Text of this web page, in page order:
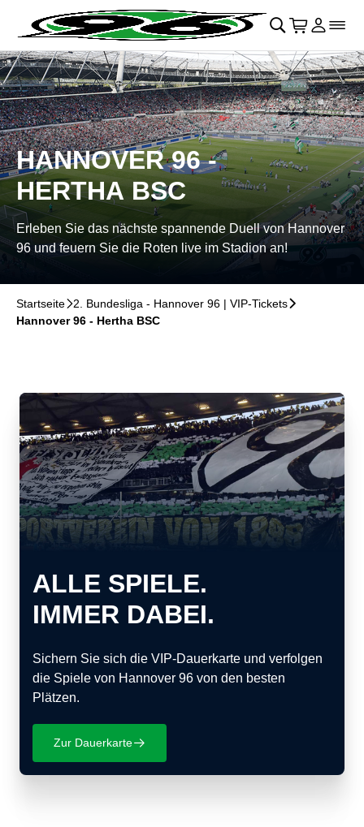
Navigation überspringen􀄫
􀊫 􀍩 Login
􀉩􀌇
HANNOVER 96 -
HERTHA BSC
Erleben Sie das nächste spannende Duell von Hannover
96 und feuern Sie die Roten live im Stadion an!
Startseite􀆊2. Bundesliga - Hannover 96 | VIP-Tickets􀆊
Hannover 96 - Hertha BSC
ALLE SPIELE.
IMMER DABEI.
Sichern Sie sich die VIP-Dauerkarte und verfolgen
die Spiele von Hannover 96 von den besten
Plätzen.
Zur Dauerkarte􀄫